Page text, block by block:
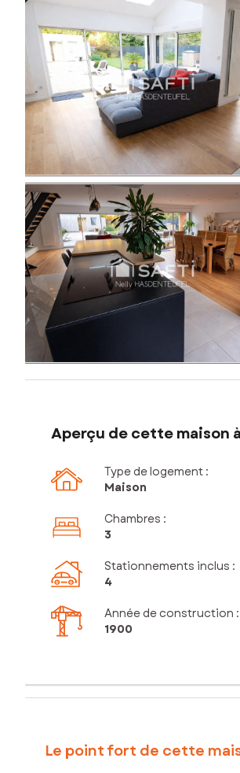
Aperçu de cette maison
Type de logement :
Maison
Chambres :
3
Stationnements inclus :
4
Année de construction :
1900
Le point fort de cette